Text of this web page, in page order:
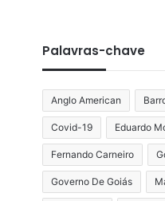
Palavras-chave
Anglo American
Covid-19 Eduardo
Fernando Carneiro
Governo De Goiás